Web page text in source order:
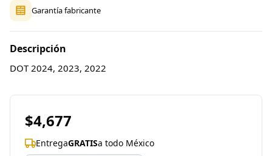
Garantía fabricante
Descripción
DOT 2024, 2023, 2022
$4,677
EntregaGRATISa todo México